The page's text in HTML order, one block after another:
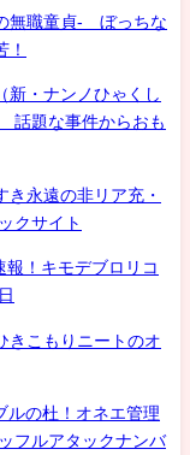
無職童貞- ぼっちな
！
新・ナンノひゃくし
話題な事件からおも
き永遠の非リア充・
クサイト
！キモデブロリコ
こもりニートのオ
ルの杜！オネエ管理
フルアタックナンバ